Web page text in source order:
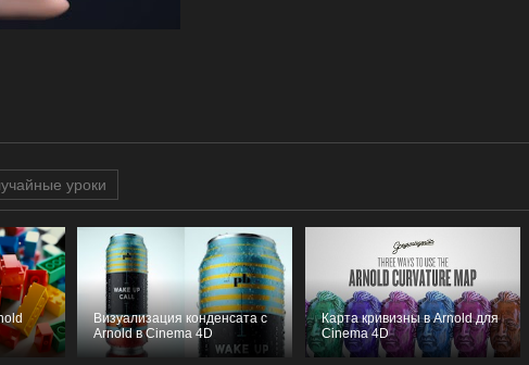
уроки
Визуализация конденсата с
Arnold в Cinema 4D
Карта кривизны в Arnold для
Cinema 4D